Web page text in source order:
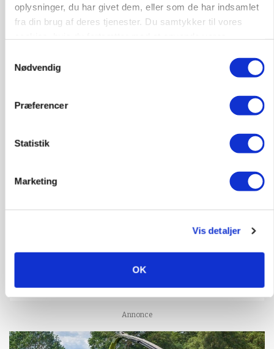
oplysninger, du har givet dem, eller som de har indsamlet
fra din brug af deres tjenester. Du samtykker til vores
Nødvendig
Præferencer
Statistik
Marketing
Vis detaljer
OK
GRISE
Danish Crown slår igen i noteringsstrid: Tysk
gab er 3 kroner – ikke 4,30
Grisenoteringen står stille
Annonce